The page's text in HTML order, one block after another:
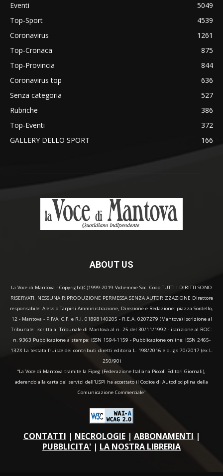
Eventi
5049
Top-Sport
4539
Coronavirus
1261
Top-Cronaca
875
Top-Provincia
844
Coronavirus top
636
Senza categoria
527
Rubriche
386
Top-Eventi
372
GALLERY DELLO SPORT
166
ABOUT US
La Voce di Mantova - Copyright(C)1999-2019 Vidiemme Soc. Coop TUTTI I DIRITTI SONO
RISERVATI. NESSUNA RIPRODUZIONE PERMESSA SENZA AUTORIZZAZIONE Direttore
responsabile: Alessio Tarpini Amministrazione, Direzione e Redazione: piazza Sordello,
12 - Mantova - P.IVA, C.F. e R.I. 01898140205 - R.E.A. 0207279 (Mantova) iscrizione al
Tribunale: iscritta al Tribunale di Mantova al n. 25 del 30/11/1992 - iscrizione al ROC:
n. 9363 Pubblicazione a stampa: ISSN 1594-1159 - Pubblicazione online: ISSN 2465-
132X La testata fruisce dei contributi diretti editoria L. 198/2016 e d.lgs 70/2017 (ex L.
250/90)
“La Voce di Mantova tramite la Fipeg (Federazione Italiana Piccoli Editori Giornali),
aderendo alla carta dei servizi dell'USPI ha accettato il Codice di Autodisciplina della
Comunicazione Commerciale"
CONTATTI | NECROLOGIE| ABBONAMENTI |
PUBBLICITA' | LA NOSTRA LIBRERIA